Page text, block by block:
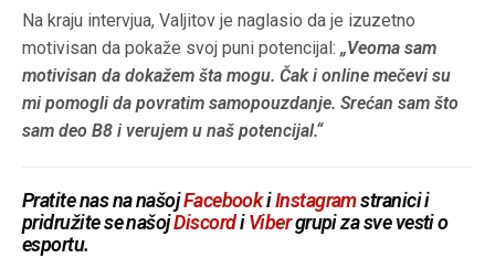
Na kraju intervjua, Valjitov je naglasio da je izuzetno
motivisan da pokaže svoj puni potencijal:„Veoma sam
motivisan da dokažem šta mogu. Čak i online mečevi su
mi pomogli da povratim samopouzdanje. Srećan sam što
sam deo B8 i verujem u naš potencijal.“
Pratite nas na našojFacebookiInstagramstranici i
pridružite se našojDiscordiVibergrupi za sve vesti o
esportu.